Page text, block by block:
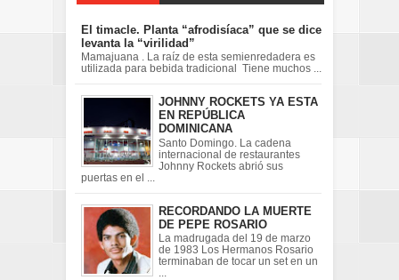
El timacle. Planta “afrodisíaca” que se dice
levanta la “virilidad”
Mamajuana . La raíz de esta semienredadera es
utilizada para bebida tradicional Tiene muchos ...
JOHNNY ROCKETS YA ESTA
EN REPÚBLICA
DOMINICANA
Santo Domingo. La cadena
internacional de restaurantes
Johnny Rockets abrió sus
puertas en el ...
RECORDANDO LA MUERTE
DE PEPE ROSARIO
La madrugada del 19 de marzo
de 1983 Los Hermanos Rosario
terminaban de tocar un set en un
...